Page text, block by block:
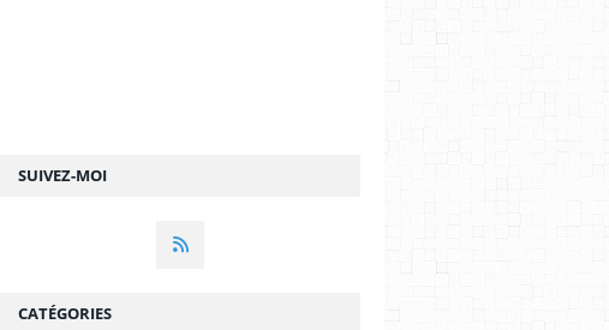
SUIVEZ-MOI
CATÉGORIES